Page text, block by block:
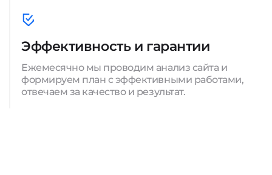
Эффективность и гарантии
Ежемесячно мы проводим анализ сайта и
формируем план с эффективными работами,
отвечаем за качество и результат.